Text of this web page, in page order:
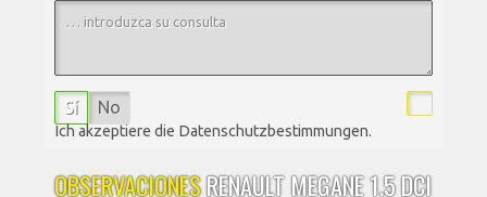
Sí No
Ich akzeptiere die Datenschutzbestimmungen.
OBSERVACIONESRENAULT MEGANE 1.5 DCI